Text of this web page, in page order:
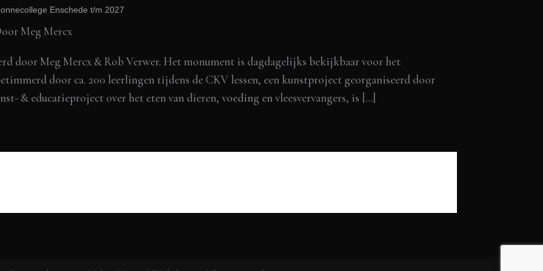
Enschede t/m 2027
Meg Mercx
door Meg Mercx & Rob Verwer. Het monument is dagdagelijks bekijkbaar voor het
door ca. 200 leerlingen tijdens de CKV lessen, een kunstproject georganiseerd door
& educatieproject over het eten van dieren, voeding en vleesvervangers, is […]